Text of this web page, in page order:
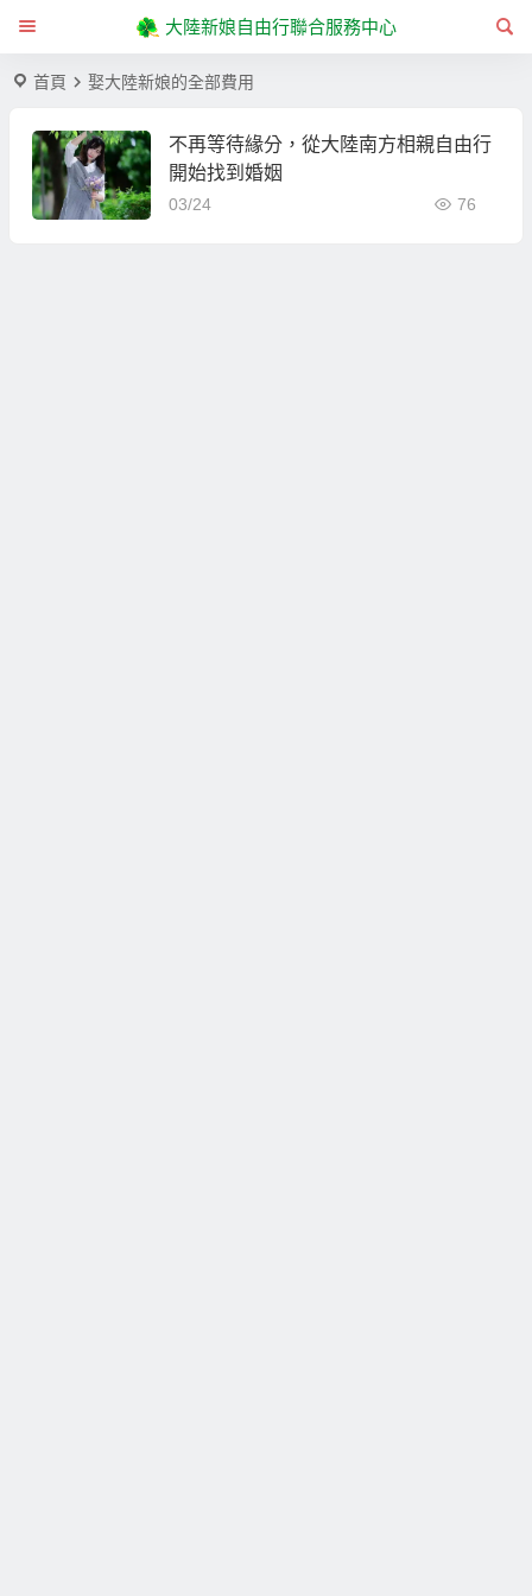
大陸新娘自由行聯合服務中心
首頁 娶大陸新娘的全部費用
不再等待緣分，從大陸南方相親自由行
開始找到婚姻
03/24 76